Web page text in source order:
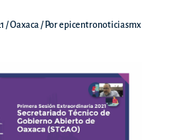
/Oaxaca / Porepicentronoticiasmx